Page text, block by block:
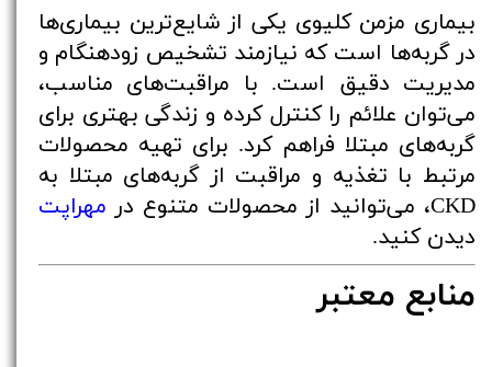
بیماری مزمن کلیوی یکی از شایع‌ترین بیماری‌ها
در گربه‌ها است که نیازمند تشخیص زودهنگام و
مدیریت دقیق است. با مراقبت‌های مناسب،
می‌توان علائم را کنترل کرده و زندگی بهتری برای
گربه‌های مبتلا فراهم کرد. برای تهیه محصولات
مرتبط با تغذیه و مراقبت از گربه‌های مبتلا به
CKD، می‌توانید از محصولات متنوع در
مهراپت
دیدن کنید.
منابع معتبر